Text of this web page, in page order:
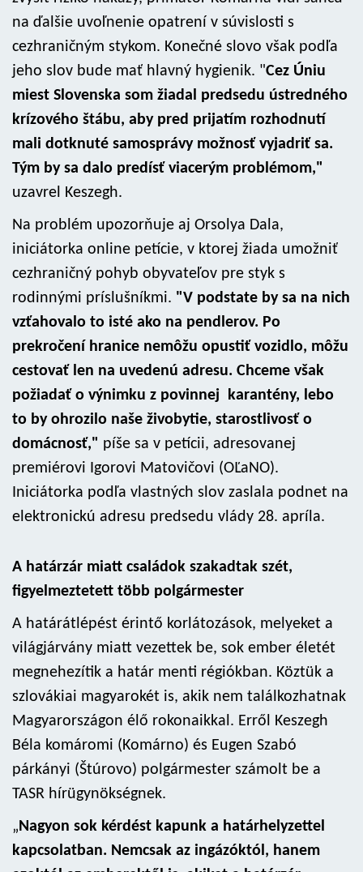
na ďalšie uvoľnenie opatrení v súvislosti s
cezhraničným stykom. Konečné slovo však podľa
jeho slov bude mať hlavný hygienik. "Cez Úniu
miest Slovenska som žiadal predsedu ústredného
krízového štábu, aby pred prijatím rozhodnutí
mali dotknuté samosprávy možnosť vyjadriť sa.
Tým by sa dalo predísť viacerým problémom,"
uzavrel Keszegh.
Na problém upozorňuje aj Orsolya Dala,
iniciátorka online petície, v ktorej žiada umožniť
cezhraničný pohyb obyvateľov pre styk s
rodinnými príslušníkmi. "V podstate by sa na nich
vzťahovalo to isté ako na pendlerov. Po
prekročení hranice nemôžu opustiť vozidlo, môžu
cestovať len na uvedenú adresu. Chceme však
požiadať o výnimku z povinnej karantény, lebo
to by ohrozilo naše živobytie, starostlivosť o
domácnosť," píše sa v petícii, adresovanej
premiérovi Igorovi Matovičovi (OĽaNO).
Iniciátorka podľa vlastných slov zaslala podnet na
elektronickú adresu predsedu vlády 28. apríla.
A határzár miatt családok szakadtak szét,
figyelmeztetett több polgármester
A határátlépést érintő korlátozások, melyeket a
világjárvány miatt vezettek be, sok ember életét
megnehezítik a határ menti régiókban. Köztük a
szlovákiai magyarokét is, akik nem találkozhatnak
Magyarországon élő rokonaikkal. Erről Keszegh
Béla komáromi (Komárno) és Eugen Szabó
párkányi (Štúrovo) polgármester számolt be a
TASR hírügynökségnek.
„Nagyon sok kérdést kapunk a határhelyzettel
kapcsolatban. Nemcsak az ingázóktól, hanem